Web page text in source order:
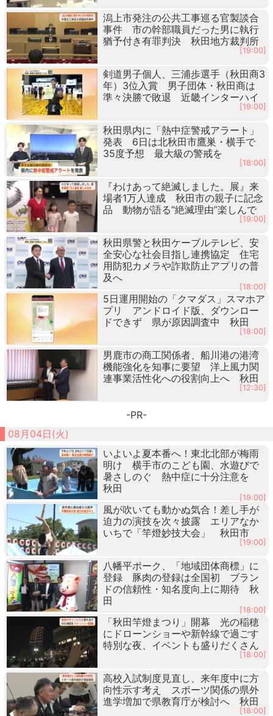
潟上市発注の公共工事巡る官製談合
事件 市の幹部職員だった男に執行
猶予付き有罪判決 秋田地方裁判所
[19:00]
剣道男子個人、三浦歩選手（秋田商3
年）3位入賞 男子団体・秋田商は
準々決勝で敗退 近畿インターハイ
[19:00]
秋田県内に「熱中症警戒アラート」
発表 6日は北秋田市鷹巣・横手で
35度予想 最大級の警戒を
[18:00]
『わけあって絶滅しました。展』来
場者1万人達成 秋田市の親子に記念
品 動物が語る“絶滅理由”楽しんで
[19:00]
秋田県警と秋田ケーブルテレビ、安
全安心な社会目指し連携協定 住宅
用防犯カメラや詐欺防止アプリの普
及へ
[18:00]
5日運用開始の「クマダス」スマホア
プリ アンドロイド版、ダウンロー
ドできず 県が原因調査中 秋田
[18:00]
男鹿市の商工関係者、船川港の港湾
機能強化を知事に要望 洋上風力関
連事業活性化への役割向上へ 秋田
[12:30]
-PR-
08月04日(火)
いよいよ夏本番へ！東北北部が梅雨
明け 横手市のこども園、水遊びで
暑さしのぐ 熱中症に十分注意を
秋田
[19:00]
風が吹いても動かぬ気合！差し手が
迫力の演技を次々披露 エリアなか
いちで「竿燈妙技大会」 秋田市
[19:00]
八幡平ポーク、「地域団体商標」に
登録 豚肉の登録は全国初 ブラン
ドの信頼性・知名度向上に期待 秋
田
[18:00]
「秋田竿燈まつり」開幕 光の稲穂
にドローンショーや新幹線で過ごす
特別な夜、イベントも盛りだくさん
[18:00]
高校入試制度見直し、来年度中に方
向性示す考え スポーツ関係の県外
進学増加で県教育庁が検討へ 秋田
[18:00]